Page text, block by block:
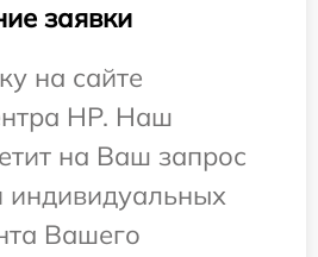
заявки
на сайте
HP. Наш
на Ваш запрос
индивидуальных
Вашего